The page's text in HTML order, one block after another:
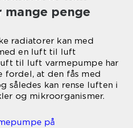
penge
radiatorer kan med
en luft til luft
til luft varmepumpe har
fordel, at den fås med
således kan rense luften i
og mikroorganismer.
på